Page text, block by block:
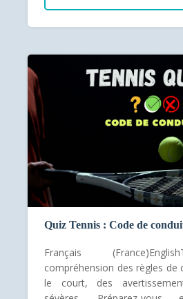
Quiz Tennis : Code de
Français
compréhension des règles
le court, des